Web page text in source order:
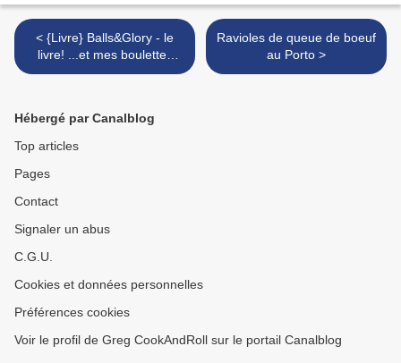
< {Livre} Balls&Glory - le
livre! ...et mes boulettes
italiennes
Ravioles de queue de boeuf
au Porto >
Hébergé par Canalblog
Top articles
Pages
Contact
Signaler un abus
C.G.U.
Cookies et données personnelles
Préférences cookies
Voir le profil de Greg CookAndRoll sur le portail Canalblog